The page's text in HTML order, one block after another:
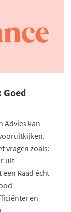
Goed
Advies kan
vragen zoals:
uit
Raad écht
en